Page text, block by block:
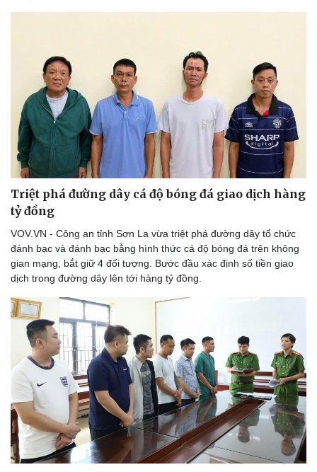
Triệt phá đường dây cá độ bóng đá giao dịch hàng
tỷ đồng
VOV.VN - Công an tỉnh Sơn La vừa triệt phá đường dây tổ chức
đánh bạc và đánh bạc bằng hình thức cá độ bóng đá trên không
gian mạng, bắt giữ 4 đối tượng. Bước đầu xác định số tiền giao
dịch trong đường dây lên tới hàng tỷ đồng.